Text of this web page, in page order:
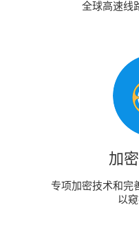
全球高速线
加
专项加密技术和完
以